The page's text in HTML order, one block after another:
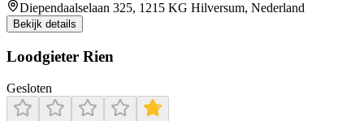
Diependaalselaan 325, 1215 KG Hilversum, Nederland
Bekijk details
Loodgieter Rien
Gesloten